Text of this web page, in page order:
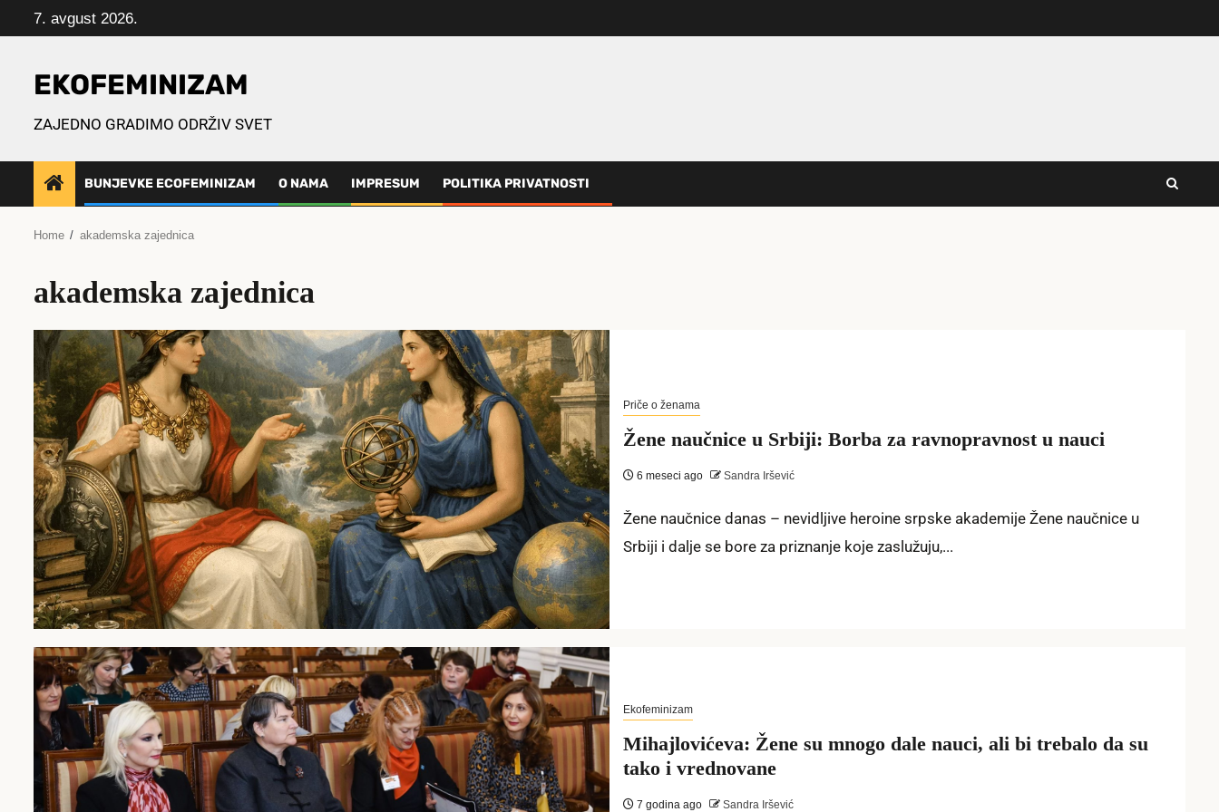
to
7. avgust 2026.
EKOFEMINIZAM
ZAJEDNO GRADIMO ODRŽIV SVET
BUNJEVKE ECOFEMINIZAM O NAMA IMPRESUM POLITIKA PRIVATNOSTI
Home akademska zajednica
akademska zajednica
Priče o ženama
Žene naučnice u Srbiji: Borba za ravnopravnost u nauci
6 meseci ago Sandra Iršević
Žene naučnice danas – nevidljive heroine srpske akademije Žene naučnice u
Srbiji i dalje se bore za priznanje koje zaslužuju,...
Ekofeminizam
Mihajlovićеva: Žеnе su mnogo dalе nauci, ali bi trеbalo da su
tako i vrеdnovanе
7 godina ago Sandra Iršević